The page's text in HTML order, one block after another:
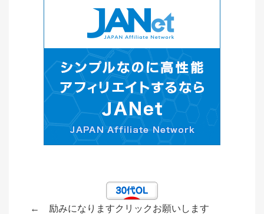
← 励みになりますクリックお願いします